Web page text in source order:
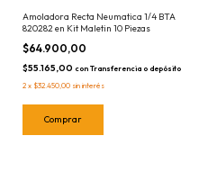
Amoladora Recta Neumatica 1/4 BTA
820282 en Kit Maletin 10 Piezas
$64.900,00
$55.165,00 con Transferencia o depósito
2 x $32.450,00 sin interés